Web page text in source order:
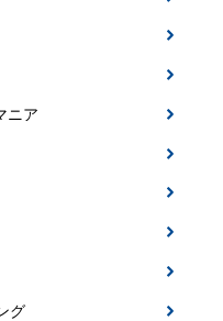
ニア
グ